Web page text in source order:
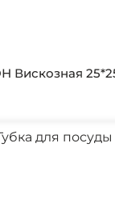
Вискозная